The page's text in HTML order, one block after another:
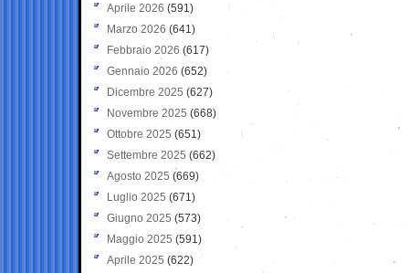
Aprile 2026 (591)
Marzo 2026 (641)
Febbraio 2026 (617)
Gennaio 2026 (652)
Dicembre 2025 (627)
Novembre 2025 (668)
Ottobre 2025 (651)
Settembre 2025 (662)
Agosto 2025 (669)
Luglio 2025 (671)
Giugno 2025 (573)
Maggio 2025 (591)
Aprile 2025 (622)